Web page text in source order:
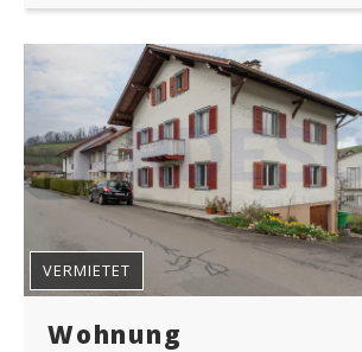
Wohnung
VERMIETET